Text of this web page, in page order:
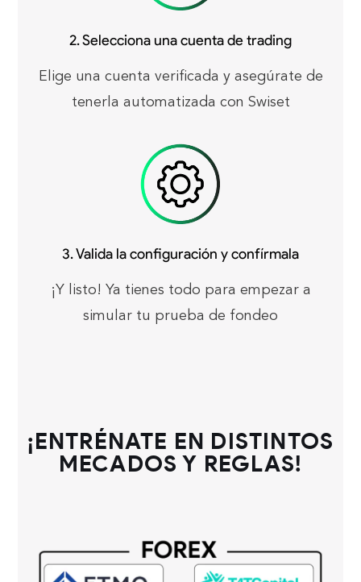
2. Selecciona una cuenta de trading
Elige una cuenta verificada y asegúrate de
tenerla automatizada con Swiset
3. Valida la configuración y confírmala
¡Y listo! Ya tienes todo para empezar a
simular tu prueba de fondeo
¡ENTRÉNATE EN DISTINTOS
MECADOS Y REGLAS!